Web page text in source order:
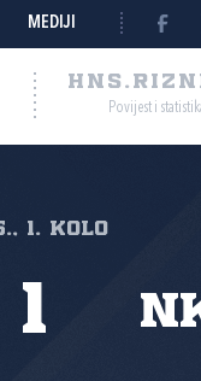
MEDIJI
Povijest i
1. kolo
1